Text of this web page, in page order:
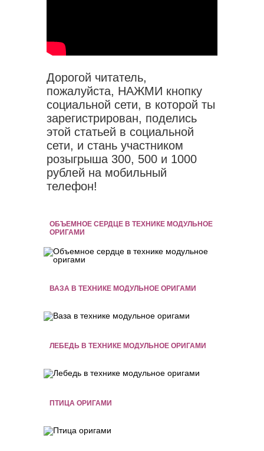
Дорогой читатель,
пожалуйста, НАЖМИ кнопку
социальной сети, в которой ты
зарегистрирован, поделись
этой статьей в социальной
сети, и стань участником
розыгрыша 300, 500 и 1000
рублей на мобильный
телефон!
ОБЪЕМНОЕ СЕРДЦЕ В ТЕХНИКЕ МОДУЛЬНОЕ
ОРИГАМИ
ВАЗА В ТЕХНИКЕ МОДУЛЬНОЕ ОРИГАМИ
ЛЕБЕДЬ В ТЕХНИКЕ МОДУЛЬНОЕ ОРИГАМИ
ПТИЦА ОРИГАМИ